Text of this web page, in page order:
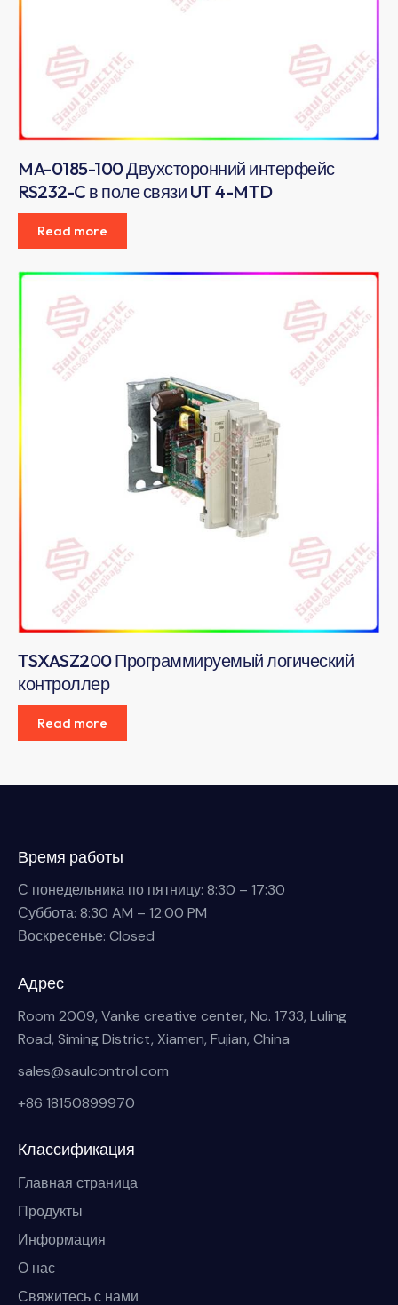
MA-0185-100 Двухсторонний интерфейс
RS232-C в поле связи UT 4-MTD
Read more
TSXASZ200 Программируемый логический
контроллер
Read more
Время работы
С понедельника по пятницу: 8:30 – 17:30
Суббота: 8:30 AM – 12:00 PM
Воскресенье: Closed
Адрес
Room 2009, Vanke creative center, No. 1733, Luling
Road, Siming District, Xiamen, Fujian, China
sales@saulcontrol.com
+86 18150899970
Классификация
Главная страница
Продукты
Информация
О нас
Свяжитесь с нами